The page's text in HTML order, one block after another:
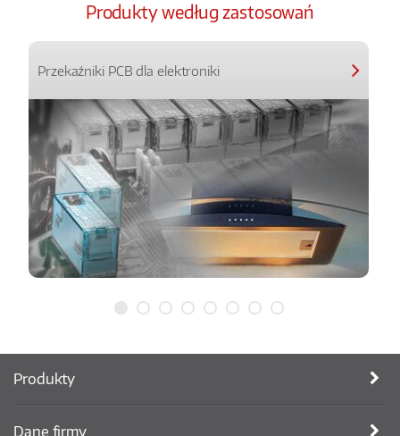
Produkty według zastosowań
Przekaźniki PCB dla elektroniki
Produkty
Dane firmy